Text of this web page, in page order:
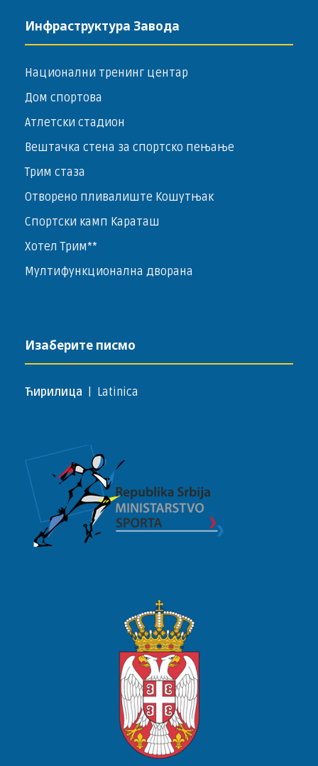
Инфраструктура Завода
Национални тренинг центар
Дом спортова
Атлетски стадион
Вештачка стена за спортско пењање
Трим стаза
Отворено пливалиште Кошутњак
Спортски камп Караташ
Хотел Трим**
Мултифункционална дворана
Изаберите писмо
Ћирилица Latinica